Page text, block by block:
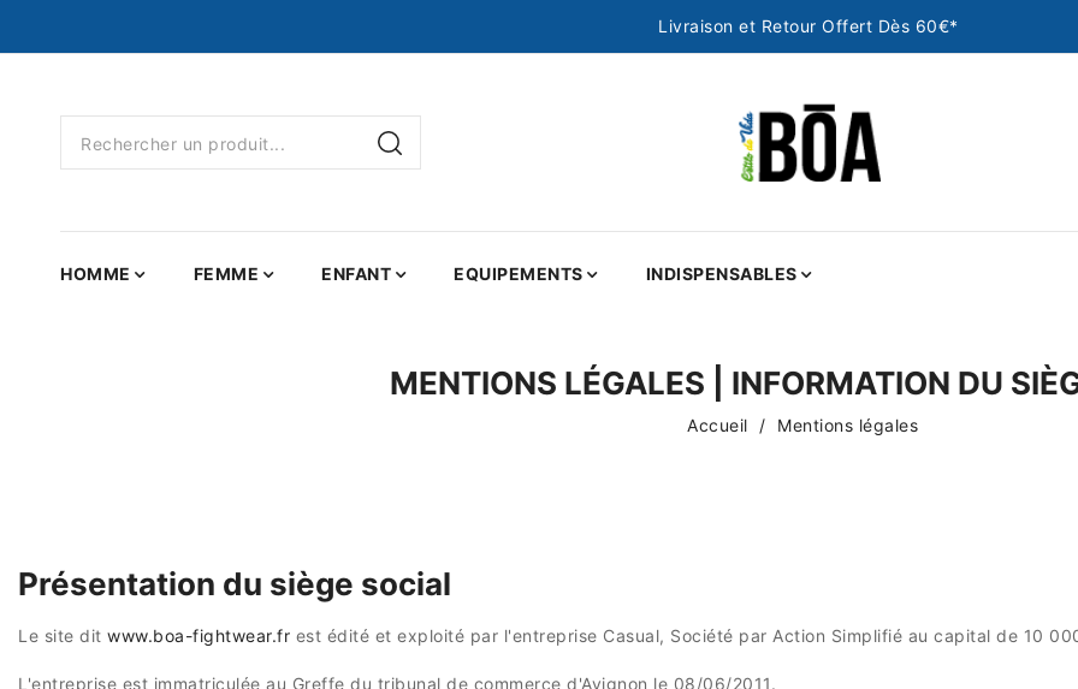
Livraison et Retour Offert Dès 60€*
HOMME FEMME ENFANT EQUIPEMENTS INDISPENSABLES
MENTIONS LÉGALES | INFORMATION DU
Accueil Mentions légales
Présentation du siège social
Le site dit www.boa-fightwear.fr est édité et exploité par l'entreprise Casual, Société par Action Simplifié au capital de 10
L'entreprise est immatriculée au Greffe du tribunal de commerce d'Avignon le 08/06/2011.